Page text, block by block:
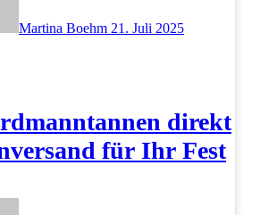
Martina Boehm 21. Juli 2025
direkt
für Ihr Fest